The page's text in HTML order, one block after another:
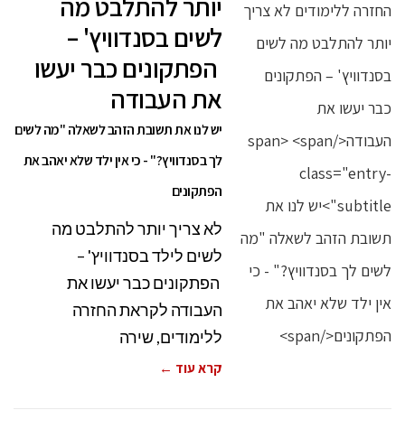
לשים בסנדוויץ' –
הפתקונים כבר יעשו
את העבודה
יש לנו את תשובת הזהב לשאלה "מה לשים
לך בסנדוויץ?" - כי אין ילד שלא יאהב את
הפתקונים
לא צריך יותר להתלבט מה
לשים לילד בסנדוויץ' –
הפתקונים כבר יעשו את
העבודה לקראת החזרה
ללימודים, שירה
קרא עוד ←